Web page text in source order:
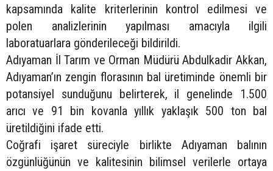
kapsamında kalite kriterlerinin kontrol edilmesi ve
polen analizlerinin yapılması amacıyla ilgili
laboratuarlara gönderileceği bildirildi.
Adıyaman İl Tarım ve Orman Müdürü Abdulkadir Akkan,
Adıyaman’ın zengin florasının bal üretiminde önemli bir
potansiyel sunduğunu belirterek, il genelinde 1.500
arıcı ve 91 bin kovanla yıllık yaklaşık 500 ton bal
üretildiğini ifade etti.
Coğrafi işaret süreciyle birlikte Adıyaman balının
özgünlüğünün ve kalitesinin bilimsel verilerle ortaya